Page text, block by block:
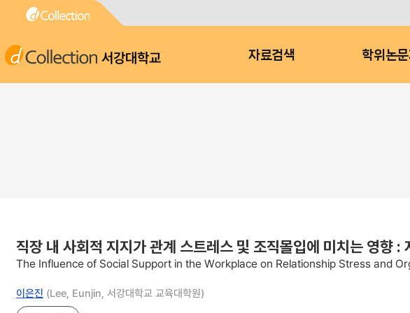
서강대학교 자료검색 학위논
직장 내 사회적 지지가 관계 스트레스 및 조직몰입에 미치는 영향 :
The Influence of Social Support in the Workplace on Relationship Stress and
이은진 (Lee, Eunjin, 서강대학교 교육대학원)